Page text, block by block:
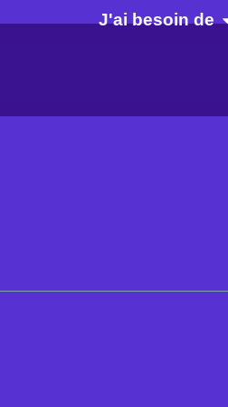
J'ai besoin de